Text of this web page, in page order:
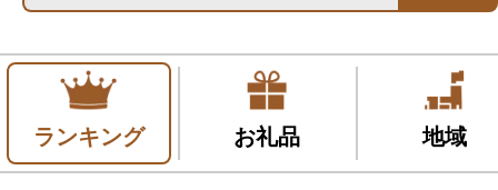
ランキング お礼品 地域